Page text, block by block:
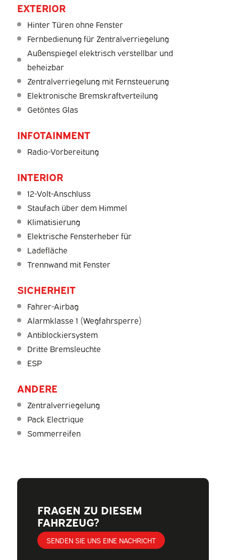
EXTERIOR
Hinter Türen ohne Fenster
Fernbedienung für Zentralverriegelung
Außenspiegel elektrisch verstellbar und
beheizbar
Zentralverriegelung mit Fernsteuerung
Elektronische Bremskraftverteilung
Getöntes Glas
INFOTAINMENT
Radio-Vorbereitung
INTERIOR
12-Volt-Anschluss
Staufach über dem Himmel
Klimatisierung
Elektrische Fensterheber für
Ladefläche
Trennwand mit Fenster
SICHERHEIT
Fahrer-Airbag
Alarmklasse 1 (Wegfahrsperre)
Antiblockiersystem
Dritte Bremsleuchte
ESP
ANDERE
Zentralverriegelung
Pack Electrique
Sommerreifen
FRAGEN ZU DIESEM
FAHRZEUG?
SENDEN SIE UNS EINE NACHRICHT